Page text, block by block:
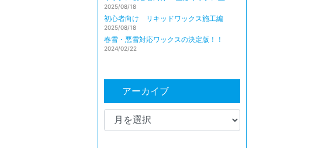
2025/08/18
初心者向け リキッドワックス施工編
2025/08/18
春雪・悪雪対応ワックスの決定版！！
2024/02/22
アーカイブ